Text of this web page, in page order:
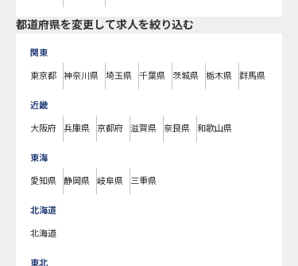
都道府県を変更して求人を絞り込む
関東
東京都 神奈川県 埼玉県 千葉県 茨城県 栃木県 群馬県
近畿
大阪府 兵庫県 京都府 滋賀県 奈良県 和歌山県
東海
愛知県 静岡県 岐阜県 三重県
北海道
北海道
東北